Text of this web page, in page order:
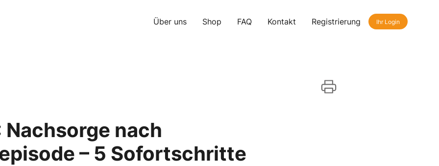
Über uns Shop FAQ Kontakt Registrierung Ihr Login
nach
– 5 Sofortschritte